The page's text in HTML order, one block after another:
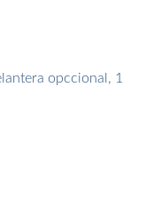
opccional, 1